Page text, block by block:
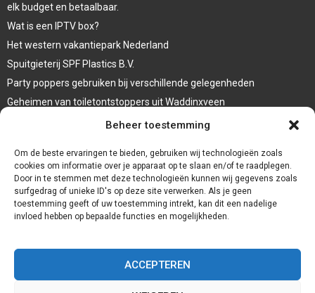
Beheer toestemming
Om de beste ervaringen te bieden, gebruiken wij technologieën zoals
cookies om informatie over je apparaat op te slaan en/of te raadplegen.
Door in te stemmen met deze technologieën kunnen wij gegevens zoals
surfgedrag of unieke ID's op deze site verwerken. Als je geen
toestemming geeft of uw toestemming intrekt, kan dit een nadelige
invloed hebben op bepaalde functies en mogelijkheden.
ACCEPTEREN
elk budget en betaalbaar.
Wat is een IPTV box?
Het western vakantiepark Nederland
Spuitgieterij SPF Plastics B.V.
Party poppers gebruiken bij verschillende gelegenheden
Geheimen van toiletontstoppers uit Waddinxveen
Vormen van terrasaankleding